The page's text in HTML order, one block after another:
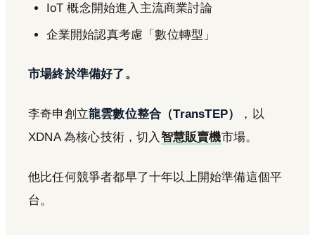
IoT 概念開始進入主流商業討論
企業開始認真考慮「數位轉型」
市場終於準備好了。
李奇申創立龍雲數位整合（TransTEP）
，以
XDNA 為核心技術，切入 智慧販賣機市場。
他比任何競爭者都早了十年以上開始準備這個平
台。